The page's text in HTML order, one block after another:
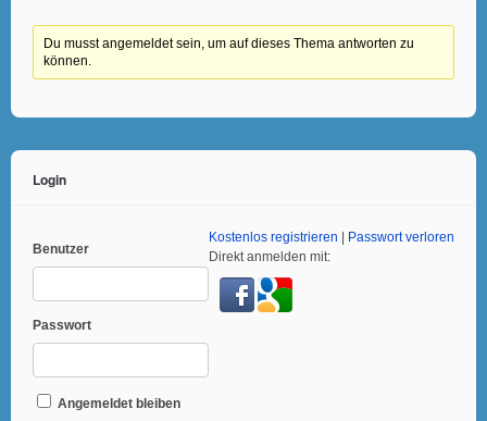
Du musst angemeldet sein, um auf dieses Thema antworten zu
können.
Login
Benutzer
Passwort
Angemeldet bleiben
Kostenlos registrieren | Passwort verloren
Direkt anmelden mit: